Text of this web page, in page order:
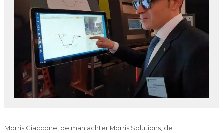
Morris Giaccone, de man achter Morris Solutions, de